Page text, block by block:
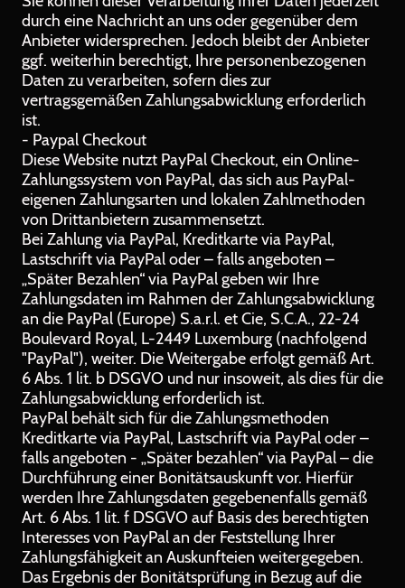
durch eine Nachricht an uns oder gegenüber dem
Anbieter widersprechen. Jedoch bleibt der Anbieter
ggf. weiterhin berechtigt, Ihre personenbezogenen
Daten zu verarbeiten, sofern dies zur
vertragsgemäßen Zahlungsabwicklung erforderlich
ist.
- Paypal Checkout
Diese Website nutzt PayPal Checkout, ein Online-
Zahlungssystem von PayPal, das sich aus PayPal-
eigenen Zahlungsarten und lokalen Zahlmethoden
von Drittanbietern zusammensetzt.
Bei Zahlung via PayPal, Kreditkarte via PayPal,
Lastschrift via PayPal oder – falls angeboten –
„Später Bezahlen“ via PayPal geben wir Ihre
Zahlungsdaten im Rahmen der Zahlungsabwicklung
an die PayPal (Europe) S.a.r.l. et Cie, S.C.A., 22-24
Boulevard Royal, L-2449 Luxemburg (nachfolgend
"PayPal"), weiter. Die Weitergabe erfolgt gemäß Art.
6 Abs. 1 lit. b DSGVO und nur insoweit, als dies für die
Zahlungsabwicklung erforderlich ist.
PayPal behält sich für die Zahlungsmethoden
Kreditkarte via PayPal, Lastschrift via PayPal oder –
falls angeboten - „Später bezahlen“ via PayPal – die
Durchführung einer Bonitätsauskunft vor. Hierfür
werden Ihre Zahlungsdaten gegebenenfalls gemäß
Art. 6 Abs. 1 lit. f DSGVO auf Basis des berechtigten
Interesses von PayPal an der Feststellung Ihrer
Zahlungsfähigkeit an Auskunfteien weitergegeben.
Das Ergebnis der Bonitätsprüfung in Bezug auf die